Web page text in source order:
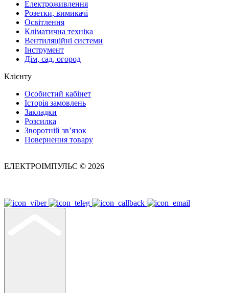
Електроживлення
Розетки, вимикачі
Освітлення
Кліматична техніка
Вентиляційні системи
Інструмент
Дім, сад, огород
Клієнту
Особистий кабінет
Історія замовлень
Закладки
Розсилка
Зворотній зв’язок
Повернення товару
ЕЛЕКТРОІМПУЛЬС © 2026